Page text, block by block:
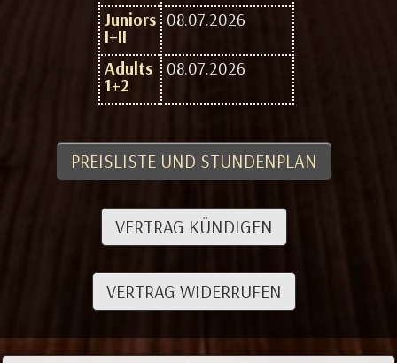
Juniors
I+II
08.07.2026
Adults
1+2
08.07.2026
PREISLISTE UND STUNDENPLAN
VERTRAG KÜNDIGEN
VERTRAG WIDERRUFEN